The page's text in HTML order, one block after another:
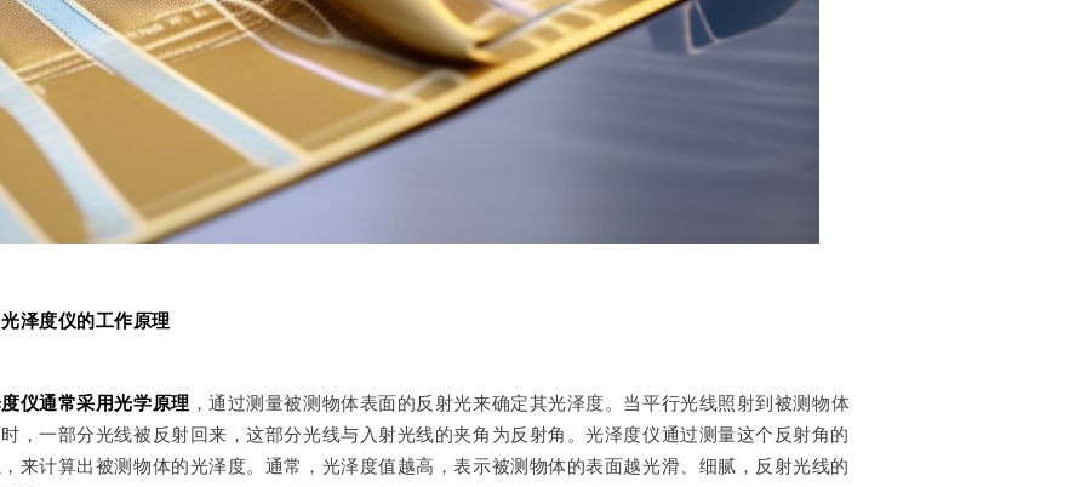
泽度仪的工作原理
仪通常采用光学原理 ，通过测量被测物体表面的反射光来确定其光泽度。当平行光线照射到被测物体
，一部分光线被反射回来，这部分光线与入射光线的夹角为反射角。光泽度仪通过测量这个反射角的
来计算出被测物体的光泽度。通常，光泽度值越高，表示被测物体的表面越光滑、细腻，反射光线的